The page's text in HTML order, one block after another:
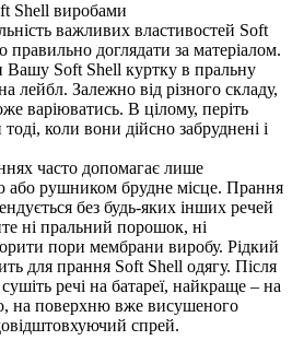
Shell виробами
важливих властивостей Soft
доглядати за матеріалом.
Вашу Soft Shell куртку в пральну
лейбл. Залежно від різного складу,
варіюватись. В цілому, періть
коли вони дійсно забруднені і
часто допомагає лише
або рушником брудне місце. Прання
без будь-яких інших речей
ні пральний порошок, ні
пори мембрани виробу. Рідкий
для прання Soft Shell одягу. Після
речі на батареї, найкраще – на
на поверхню вже висушеного
спрей.